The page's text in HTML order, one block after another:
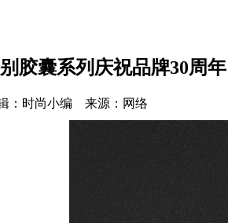
胶囊系列庆祝品牌30周
：时尚小编 来源：网络